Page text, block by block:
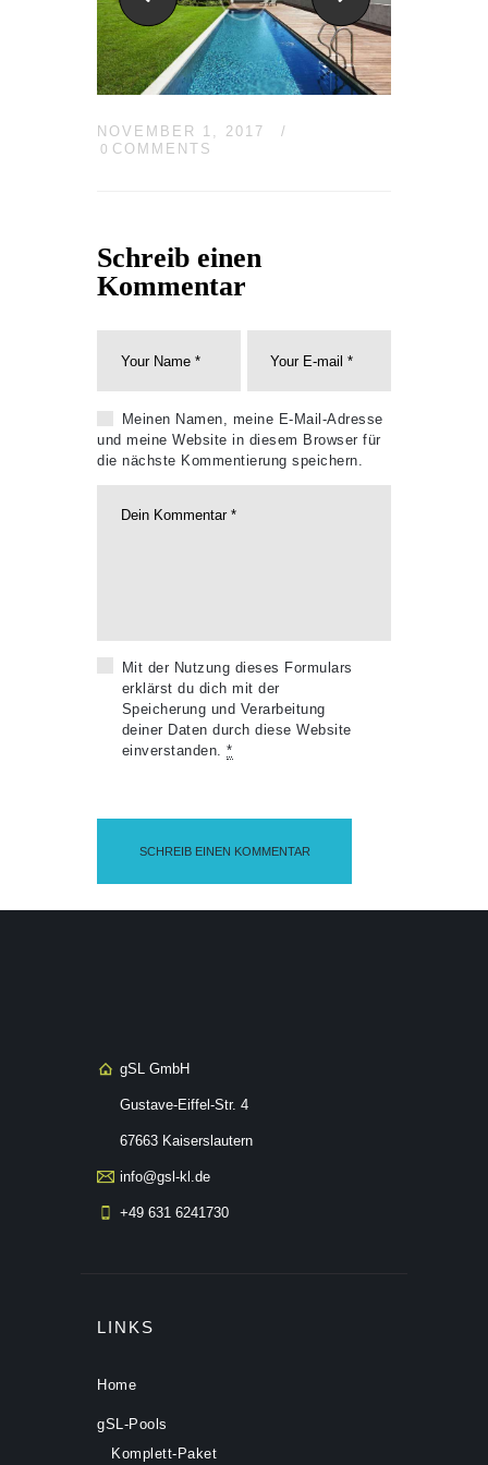
NOVEMBER 1, 2017
0 COMMENTS
Schreib einen
Kommentar
Meinen Namen, meine E-Mail-Adresse
und meine Website in diesem Browser für
die nächste Kommentierung speichern.
Mit der Nutzung dieses Formulars
erklärst du dich mit der
Speicherung und Verarbeitung
deiner Daten durch diese Website
einverstanden.*
gSL GmbH
Gustave-Eiffel-Str. 4
67663 Kaiserslautern
info@gsl-kl.de
+49 631 6241730
LINKS
Home
gSL-Pools
Komplett-Paket